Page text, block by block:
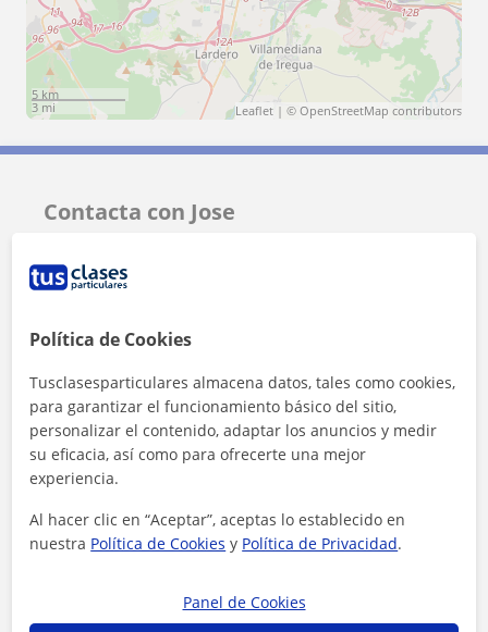
5 km
3 mi
Leaflet | © OpenStreetMap contributors
Contacta con Jose
Tarifa
Política de Cookies
Tusclasesparticulares almacena datos, tales como cookies,
para garantizar el funcionamiento básico del sitio,
personalizar el contenido, adaptar los anuncios y medir
su eficacia, así como para ofrecerte una mejor
experiencia.
Al hacer clic en “Aceptar”, aceptas lo establecido en
nuestra Política de Cookies y Política de Privacidad.
Panel de Cookies